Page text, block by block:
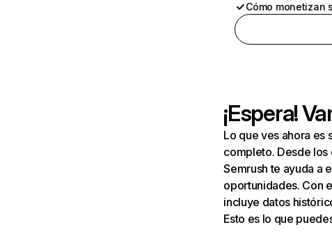
Cómo monetizan
¡Espera!
Lo que ves ahora es
completo. Desde los
Semrush te ayuda a
oportunidades. Con
incluye datos
Esto es lo que